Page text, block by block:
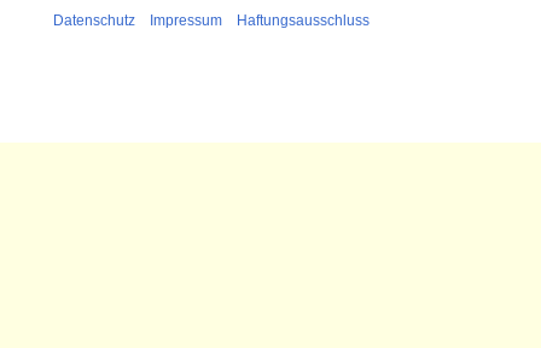
Datenschutz Impressum Haftungsausschluss